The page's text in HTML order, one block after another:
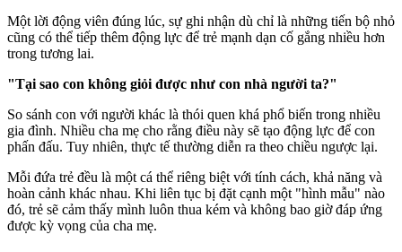
Một lời động viên đúng lúc, sự ghi nhận dù chỉ là những tiến bộ nhỏ
cũng có thể tiếp thêm động lực để trẻ mạnh dạn cố gắng nhiều hơn
trong tương lai.
"Tại sao con không giỏi được như con nhà người ta?"
So sánh con với người khác là thói quen khá phổ biến trong nhiều
gia đình. Nhiều cha mẹ cho rằng điều này sẽ tạo động lực để con
phấn đấu. Tuy nhiên, thực tế thường diễn ra theo chiều ngược lại.
Mỗi đứa trẻ đều là một cá thể riêng biệt với tính cách, khả năng và
hoàn cảnh khác nhau. Khi liên tục bị đặt cạnh một "hình mẫu" nào
đó, trẻ sẽ cảm thấy mình luôn thua kém và không bao giờ đáp ứng
được kỳ vọng của cha mẹ.